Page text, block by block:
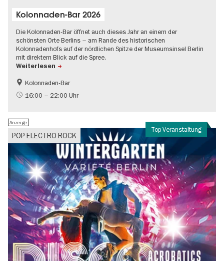
Kolonnaden-Bar 2026
Die Kolonnaden-Bar öffnet auch dieses Jahr an einem der
schönsten Orte Berlins – am Rande des historischen
Kolonnadenhofs auf der nördlichen Spitze der Museumsinsel Berlin
mit direktem Blick auf die Spree.
Weiterlesen
Food
Kultursommer
Zeitgenössische Kunst
Kolonnaden-Bar
16:00 – 22:00 Uhr
Top-Veranstaltung
POP ELECTRO ROCK
Anzeige